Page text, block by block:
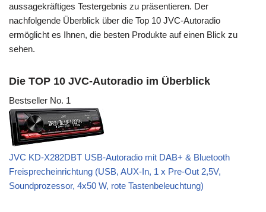
aussagekräftiges Testergebnis zu präsentieren. Der
nachfolgende Überblick über die Top 10 JVC-Autoradio
ermöglicht es Ihnen, die besten Produkte auf einen Blick zu
sehen.
Die TOP 10 JVC-Autoradio im Überblick
Bestseller No. 1
JVC KD-X282DBT USB-Autoradio mit DAB+ & Bluetooth
Freisprecheinrichtung (USB, AUX-In, 1 x Pre-Out 2,5V,
Soundprozessor, 4x50 W, rote Tastenbeleuchtung)